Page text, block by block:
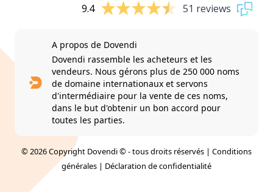
9.4 51 reviews
A propos de Dovendi
Dovendi rassemble les acheteurs et les
vendeurs. Nous gérons plus de 250 000 noms
de domaine internationaux et servons
d'intermédiaire pour la vente de ces noms,
dans le but d'obtenir un bon accord pour
toutes les parties.
© 2026 Copyright Dovendi © - tous droits réservés | Conditions
générales | Déclaration de confidentialité